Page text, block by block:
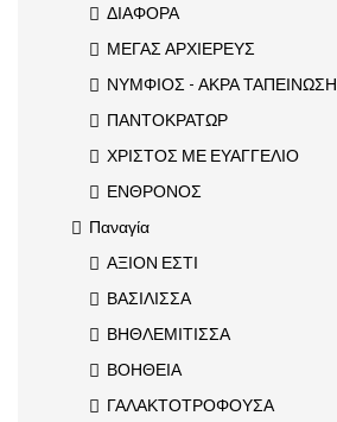
ΔΙΑΦΟΡΑ
ΜΕΓΑΣ ΑΡΧΙΕΡΕΥΣ
ΝΥΜΦΙΟΣ - ΑΚΡΑ ΤΑΠΕΙΝΩΣΗ
ΠΑΝΤΟΚΡΑΤΩΡ
ΧΡΙΣΤΟΣ ΜΕ ΕΥΑΓΓΕΛΙΟ
ΕΝΘΡΟΝΟΣ
Παναγία
ΑΞΙΟΝ ΕΣΤΙ
ΒΑΣΙΛΙΣΣΑ
ΒΗΘΛΕΜΙΤΙΣΣΑ
ΒΟΗΘΕΙΑ
ΓΑΛΑΚΤΟΤΡΟΦΟΥΣΑ